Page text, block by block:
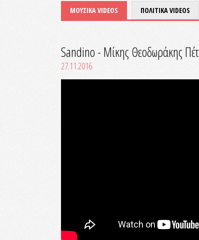
ΜΟΥΣΙΚΑ VIDEOS ΠΟΛΙΤΙΚΑ VIDEOS
Sandino - Μίκης Θεοδωράκης
27.11.2016